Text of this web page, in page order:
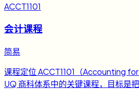
ACCT1101
会计课程
简易
课程定位 ACCT1101（Accounting
UQ 商科体系中的关键课程，目标是